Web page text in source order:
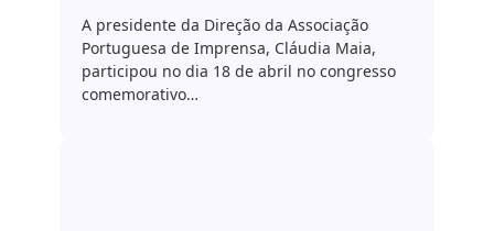
A presidente da Direção da Associação
Portuguesa de Imprensa, Cláudia Maia,
participou no dia 18 de abril no congresso
comemorativo…